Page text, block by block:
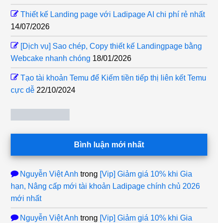
Thiết kế Landing page với Ladipage AI chi phí rẻ nhất
14/07/2026
[Dịch vụ] Sao chép, Copy thiết kế Landingpage bằng
Webcake nhanh chóng 18/01/2026
Tạo tài khoản Temu để Kiếm tiền tiếp thị liên kết Temu
cực dễ 22/10/2024
Bình luận mới nhất
Nguyễn Việt Anh trong [Vip] Giảm giá 10% khi Gia
hạn, Nâng cấp mới tài khoản Ladipage chính chủ 2026
mới nhất
Nguyễn Việt Anh trong [Vip] Giảm giá 10% khi Gia